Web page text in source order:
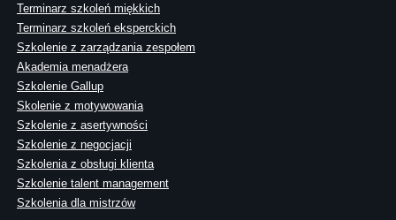
Terminarz szkoleń miękkich
Terminarz szkoleń eksperckich
Szkolenie z zarządzania zespołem
Akademia menadżera
Szkolenie Gallup
Skolenie z motywowania
Szkolenie z asertywności
Szkolenie z negocjacji
Szkolenia z obsługi klienta
Szkolenie talent management
Szkolenia dla mistrzów